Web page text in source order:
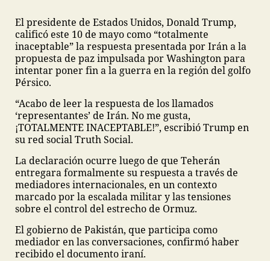
El presidente de Estados Unidos, Donald Trump,
calificó este 10 de mayo como “totalmente
inaceptable” la respuesta presentada por Irán a la
propuesta de paz impulsada por Washington para
intentar poner fin a la guerra en la región del golfo
Pérsico.
“Acabo de leer la respuesta de los llamados
‘representantes’ de Irán. No me gusta,
¡TOTALMENTE INACEPTABLE!”, escribió Trump en
su red social Truth Social.
La declaración ocurre luego de que Teherán
entregara formalmente su respuesta a través de
mediadores internacionales, en un contexto
marcado por la escalada militar y las tensiones
sobre el control del estrecho de Ormuz.
El gobierno de Pakistán, que participa como
mediador en las conversaciones, confirmó haber
recibido el documento iraní.